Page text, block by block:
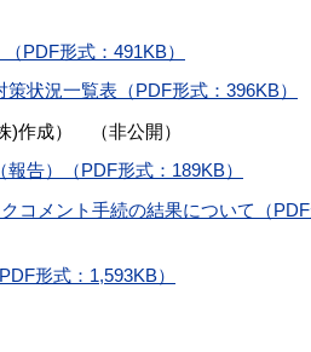
PDF形式：491KB）
状況一覧表（PDF形式：396KB）
)作成） （非公開）
告）（PDF形式：189KB）
コメント手続の結果について（PDF
形式：1,593KB）